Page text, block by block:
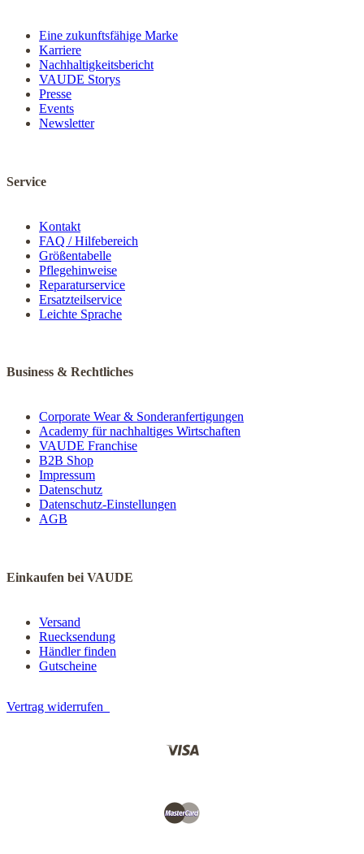
Eine zukunftsfähige Marke
Karriere
Nachhaltigkeitsbericht
VAUDE Storys
Presse
Events
Newsletter
Service
Kontakt
FAQ / Hilfebereich
Größentabelle
Pflegehinweise
Reparaturservice
Ersatzteilservice
Leichte Sprache
Business & Rechtliches
Corporate Wear & Sonderanfertigungen
Academy für nachhaltiges Wirtschaften
VAUDE Franchise
B2B Shop
Impressum
Datenschutz
Datenschutz-Einstellungen
AGB
Einkaufen bei VAUDE
Versand
Ruecksendung
Händler finden
Gutscheine
Vertrag widerrufen